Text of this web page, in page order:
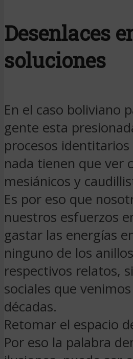
Desenlaces
soluciones
En el caso boliviano
gente esta
procesos
nada tienen que ver
mesiánicos y
Es por eso que
nuestros esfuerzos
gastar las energías
ninguno de los
respectivos relatos,
sociales que
décadas.
Retomar el espacio
Por eso la palabra